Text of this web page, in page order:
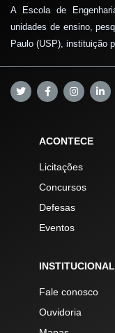
A Escola de
unidades de ensino,
Paulo (USP), instituição
ACONTECE
Licitações
Concursos
Defesas
Eventos
INSTITUCIONAL
Fale conosco
Ouvidoria